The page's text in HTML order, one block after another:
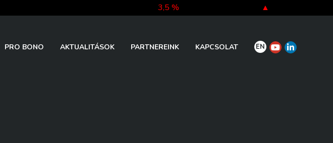
3,5 % ▲
PRO BONO AKTUALITÁSOK PARTNEREINK KAPCSOLAT EN